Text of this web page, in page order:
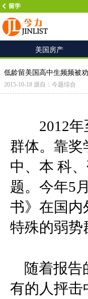
留学
美国房产
低龄留美国高中生频频被
2015-10-18 源自：今题综合
2012年至
群体。靠奖
中、本 科
题。今年5
书》在国内
特殊的弱势
随着报告
有的人抨击